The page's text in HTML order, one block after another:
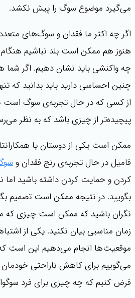
می‌گیرد موضوع سوگ را پیش نکشد.
اگر چه اکثر ما فقدان و سوگ‌های
هنوز هم ممکن است بلد نباشیم هنگام
چه واکنشی باید نشان دهیم. اگر شما
چنین احساسی دارید باید بدانید که
از کسی که در حال تجربه‌ی سوگ
پیچیده‌تر از چیزی باشد که به نظر
ممکن است یکی از دوستان یا
فامیل در حال تجربه‌ی رنج فقدان و
کردن و حمایت کردن داشته باشید اما
بگویید. در نتیجه ممکن است تصمیم
نگران باشید که ممکن است چیزی که
زمان مناسبی بیان نکنید. یکی از
موقعیت‌ها انجام می‌دهیم این است
می‌گوییم برای کاهش ناراحتی
فرض کنیم که چه چیزی برای فرد